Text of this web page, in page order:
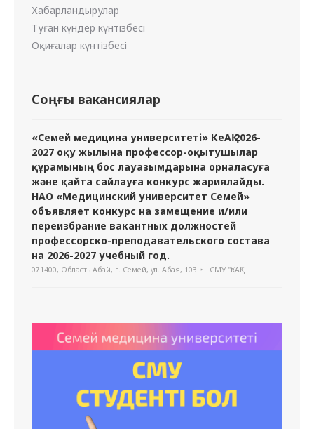
Хабарландырулар
Туған күндер күнтізбесі
Оқиғалар күнтізбесі
Соңғы вакансиялар
«Семей медицина университеті» КеАҚ 2026-
2027 оқу жылына профессор-оқытушылар
құрамының бос лауазымдарына орналасуға
және қайта сайлауға конкурс жариялайды.
НАО «Медицинский университет Семей»
объявляет конкурс на замещение и/или
переизбрание вакантных должностей
профессорско-преподавательского состава
на 2026-2027 учебный год.
071400, Область Абай, г. Семей, ул. Абая, 103 СМУ "ҚеАҚ"